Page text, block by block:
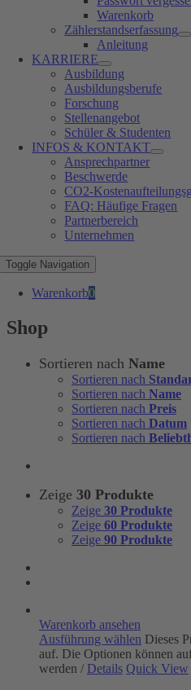
Warenkorb
Zählerstandserfassung
Anleitung
KARRIERE
Ausbildung
Ausbildungsberufe
Forschung
Stellenangebot
Schüler & Studenten
INFOS & KONTAKT
Ansprechpartner
Beschwerde
CO2-
FAQ: Häufige Fragen
Partnerbereich
Unternehmen
Toggle Navigation
Warenkorb0
Shop
Sortieren nach Name
Sortieren nach
Sortieren nach Name
Sortieren nach Preis
Sortieren nach Datum
Sortieren nach
Zeige 30 Produkte
Zeige 30 Produkte
Zeige 60 Produkte
Zeige 90 Produkte
Warenkorb ansehen
Ausführung wählen Dieses
auf. Die Optionen können
werden / Details Quick View